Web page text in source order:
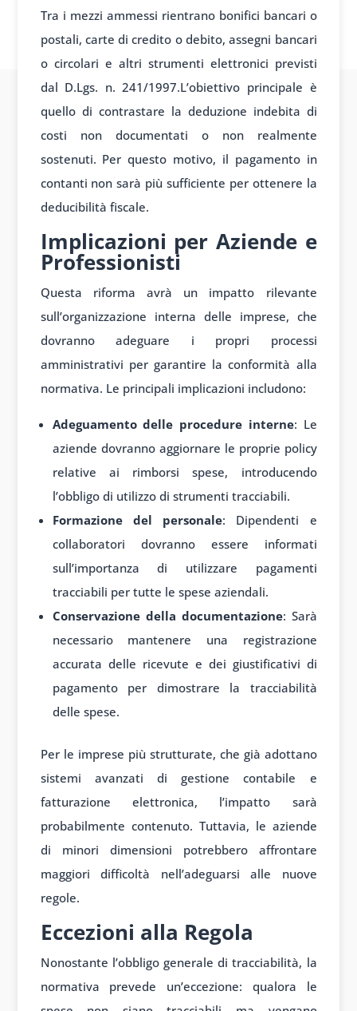
Tra i mezzi ammessi rientrano bonifici bancari o
postali, carte di credito o debito, assegni bancari
o circolari e altri strumenti elettronici previsti
dal D.Lgs. n. 241/1997.L’obiettivo principale è
quello di contrastare la deduzione indebita di
costi non documentati o non realmente
sostenuti. Per questo motivo, il pagamento in
contanti non sarà più sufficiente per ottenere la
deducibilità fiscale.
Implicazioni per Aziende e
Professionisti
Questa riforma avrà un impatto rilevante
sull’organizzazione interna delle imprese, che
dovranno adeguare i propri processi
amministrativi per garantire la conformità alla
normativa. Le principali implicazioni includono:
Adeguamento delle procedure interne: Le
aziende dovranno aggiornare le proprie policy
relative ai rimborsi spese, introducendo
l’obbligo di utilizzo di strumenti tracciabili.
Formazione del personale: Dipendenti e
collaboratori dovranno essere informati
sull’importanza di utilizzare pagamenti
tracciabili per tutte le spese aziendali.
Conservazione della documentazione: Sarà
necessario mantenere una registrazione
accurata delle ricevute e dei giustificativi di
pagamento per dimostrare la tracciabilità
delle spese.
Per le imprese più strutturate, che già adottano
sistemi avanzati di gestione contabile e
fatturazione elettronica, l’impatto sarà
probabilmente contenuto. Tuttavia, le aziende
di minori dimensioni potrebbero affrontare
maggiori difficoltà nell’adeguarsi alle nuove
regole.
Eccezioni alla Regola
Nonostante l’obbligo generale di tracciabilità, la
normativa prevede un’eccezione: qualora le